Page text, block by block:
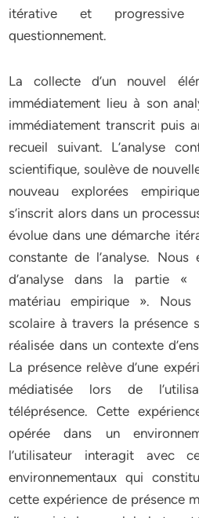
itérative et
questionnement.
La collecte d’un nouvel
immédiatement lieu à son
immédiatement transcrit puis
recueil suivant. L’analyse
scientifique, soulève de
nouveau explorées
s’inscrit alors dans un
évolue dans une démarche
constante de l’analyse. Nous
d’analyse dans la partie «
matériau empirique ». Nous
scolaire à travers la présence
réalisée dans un contexte
La présence relève d’une
médiatisée lors de
téléprésence. Cette
opérée dans un
l’utilisateur interagit avec
environnementaux qui
cette expérience de présence